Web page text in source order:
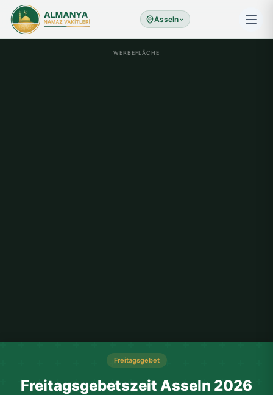
Asseln
WERBEFLÄCHE
Freitagsgebet
Freitagsgebetszeit Asseln 2026